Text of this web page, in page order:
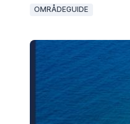
OMRÅDEGUIDE